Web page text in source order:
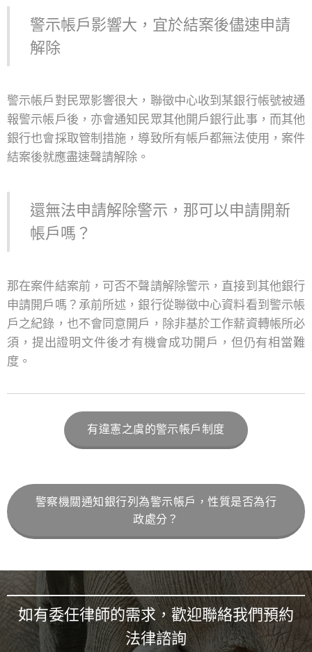
警示帳戶影響大，宜於結案後儘速申請
解除
警示帳戶對民眾影響很大，聯徵中心收到某銀行帳號被通
報警示帳戶後，亦會通知民眾其他開戶銀行此事，而其他
銀行也會採取管制措施，導致所有帳戶都無法使用，案件
結案後就應盡速聲請解除。
還無法申請解除警示，那可以申請開新
帳戶嗎？
那在案件結案前，可否不聲請解除警示，直接到其他銀行
申請開戶嗎？承前所述，銀行從聯徵中心資料看到警示帳
戶之紀錄，也不會同意開戶，除非基於工作薪資轉帳所必
須，提出證明文件後才有機會成功開戶，但仍有相當難
度。
有違憲之虞的警示帳戶制度
警察機關通知銀行列為警示帳戶，性質是否為行
政處分？
如有委任律師的需求，歡迎聯絡我們預約
法律諮詢